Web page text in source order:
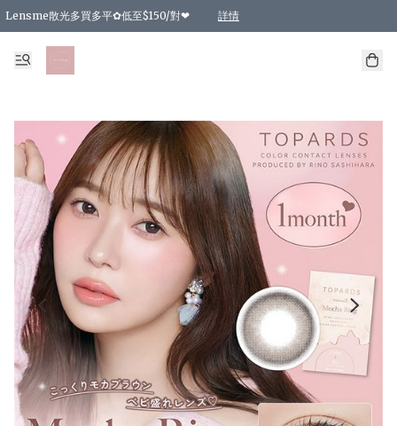
Lensme散光多買多平✿低至$150/對❤ 詳情
台灣Karacon⁩✧日拋 特價清貨❁⃘
日本韓國多款日/月拋現貨☼ 特價❤︎數量有限 售完即止
🇰🇷韓國多款月拋現貨 特價兩對$99✿數量有限 售完即止♫
精選商品，任選買2件或以上9 折；買4件或以上85 折；買6件或以上8 折
精選商品，任選買2件HKD 140.00；買4件HKD 260.00
精選商品，任選買2件HKD 190.00；買4件HKD 360.00
精選商品，任選買2件HKD 110.00；買4件HKD 180.00
精選商品，任選買2件HKD 170.00；買4件HKD 320.00
精選商品，任選買2件或以上減HKD 148.00
精選商品，任選買2件或以上減HKD 148.00
精選商品，任選買2件或以上95 折；買4件或以上9 折；買6件或以上85 折；買8件
精選商品，任選買12件或以上87 折
精選商品，任選買2件或以上減HKD 16.00；買4件或以上減HKD 32.00；買6
精選商品，任選買2件或以上95 折；買4件或以上9 折；買8件或以上85 折；買12
購物滿 HKD 800.00即享免運費優惠！（適用於 特定的送貨方式 )